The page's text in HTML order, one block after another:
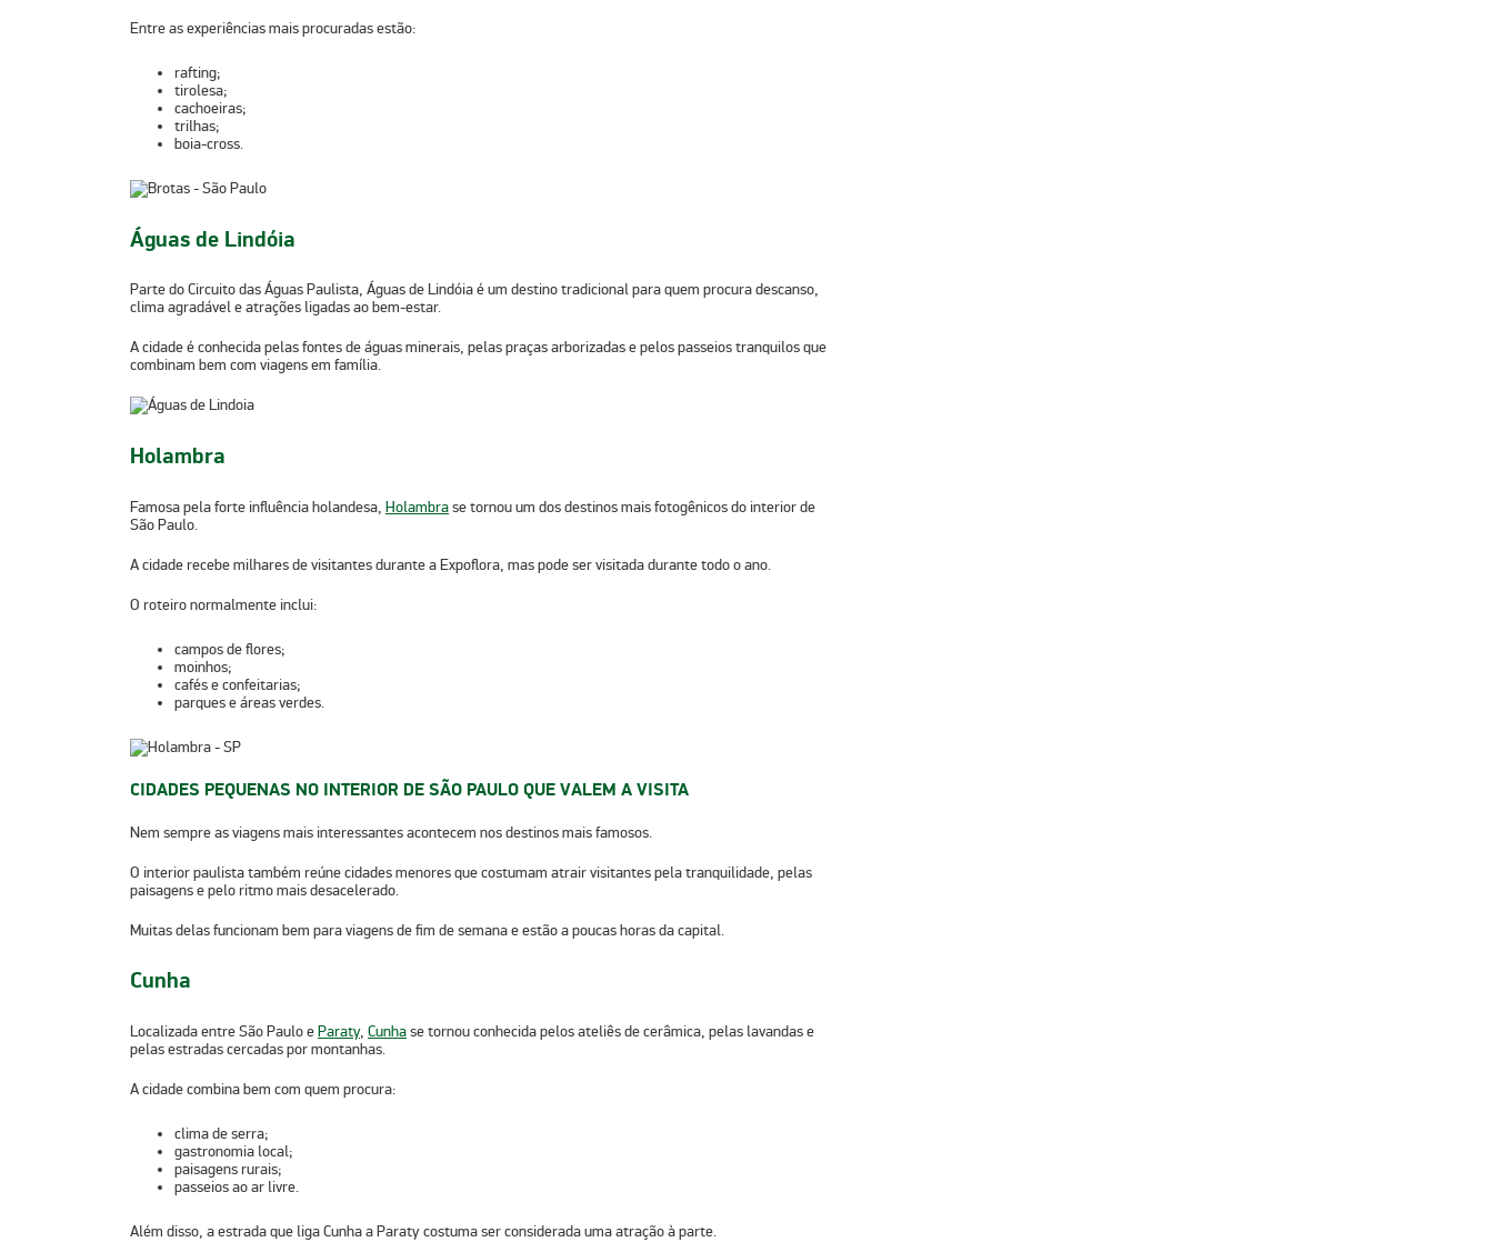
Entre as experiências mais procuradas estão:
rafting;
tirolesa;
cachoeiras;
trilhas;
boia-cross.
Águas de Lindóia
Parte do Circuito das Águas Paulista, Águas de Lindóia é um destino tradicional para quem procura descanso,
clima agradável e atrações ligadas ao bem-estar.
A cidade é conhecida pelas fontes de águas minerais, pelas praças arborizadas e pelos passeios tranquilos que
combinam bem com viagens em família.
Holambra
Famosa pela forte influência holandesa, Holambrase tornou um dos destinos mais fotogênicos do interior de
São Paulo.
A cidade recebe milhares de visitantes durante a Expoflora, mas pode ser visitada durante todo o ano.
O roteiro normalmente inclui:
campos de flores;
moinhos;
cafés e confeitarias;
parques e áreas verdes.
CIDADES PEQUENAS NO INTERIOR DE SÃO PAULO QUE VALEM A VISITA
Nem sempre as viagens mais interessantes acontecem nos destinos mais famosos.
O interior paulista também reúne cidades menores que costumam atrair visitantes pelatranquilidade, pelas
paisagens e pelo ritmo mais desacelerado.
Muitas delas funcionam bem para viagens de fim de semana e estão a poucas horas da capital.
Cunha
Localizada entre São Paulo eParaty, Cunhase tornou conhecida pelos ateliês de cerâmica, pelas lavandas e
pelas estradas cercadas por montanhas.
A cidade combina bem com quem procura:
clima de serra;
gastronomia local;
paisagens rurais;
passeios ao ar livre.
Além disso, a estrada que liga Cunha a Paraty costuma ser considerada uma atração à parte.